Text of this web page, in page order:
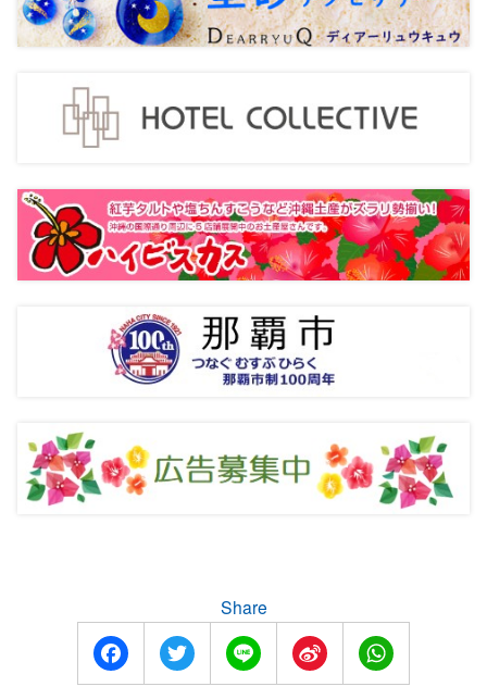
Share
FacebookTwitter Line
Sina
Weibo
WhatsApp